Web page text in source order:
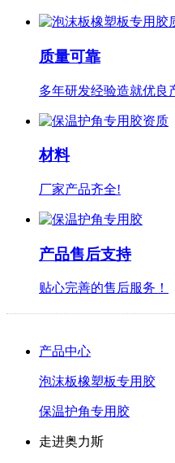
质量可靠
多年研发经验造就优良
材料
厂家产品齐全!
产品售后支持
贴心完善的售后服务！
产品中心
泡沫板橡塑板专用胶
保温护角专用胶
走进奥力斯